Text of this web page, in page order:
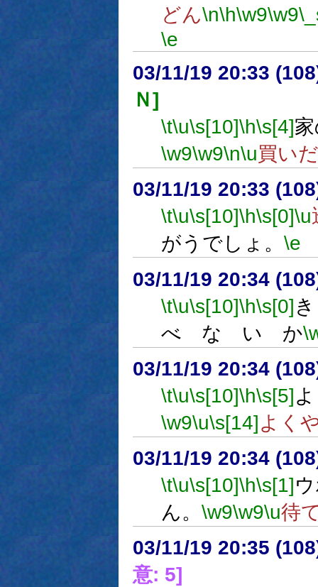
どん\n\h\w9\w9
\e
03/11/19 20:33
Ｎ]
\t\u\s[10]\h\s[4]
\w9\w9\n\u買い
03/11/19 20:33
\t\u\s[10]\h\s[0]\u
がうでしょ。 \e
03/11/19 20:34
\t\u\s[10]\h\s[0]
べ な い か
03/11/19 20:34
\t\u\s[10]\h\s[5]
\w9\u\s[14]よく
03/11/19 20:34
\t\u\s[10]\h\s[1]
ん。 \w9\w9\u待
03/11/19 20:35
意: 5]